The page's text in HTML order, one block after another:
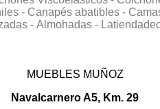
- Canapés abatibles -
- Almohadas -
MUEBLES MUÑOZ
Navalcarnero A5, Km. 29